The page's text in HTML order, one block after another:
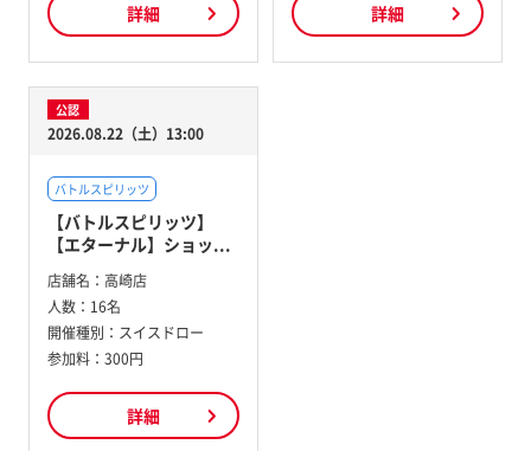
詳細 詳細
公認
2026.08.22（土）13:00
バトルスピリッツ
【バトルスピリッツ】
【エターナル】ショッ...
店舗名： 高崎店
人数： 16名
開催種別： スイスドロー
参加料： 300円
詳細